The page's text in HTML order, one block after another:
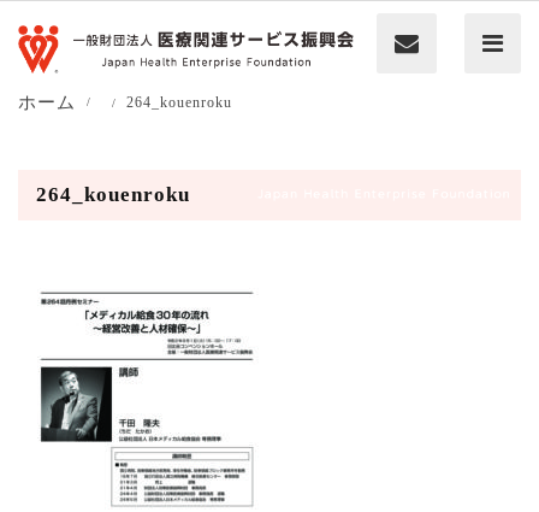
ホーム 264_kouenroku
264_kouenroku